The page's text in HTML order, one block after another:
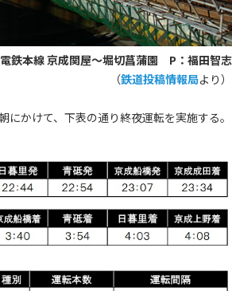
鉄本線 京成関屋〜堀切菖蒲園 P：福田智志
（鉄道投稿情報局より）
かけて、下表の通り終夜運転を実施する。